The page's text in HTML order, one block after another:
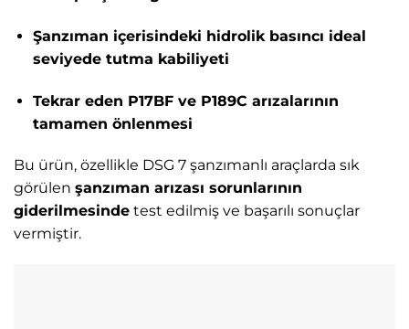
Şanzıman içerisindeki hidrolik basıncı ideal
seviyede tutma kabiliyeti
Tekrar eden P17BF ve P189C arızalarının
tamamen önlenmesi
Bu ürün, özellikle DSG 7 şanzımanlı araçlarda sık
görülen şanzıman arızası sorunlarının
giderilmesinde test edilmiş ve başarılı sonuçlar
vermiştir.